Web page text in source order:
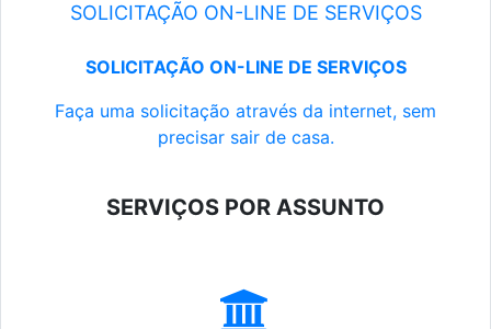
SOLICITAÇÃO ON-LINE DE SERVIÇOS
SOLICITAÇÃO ON-LINE DE SERVIÇOS
Faça uma solicitação através da internet, sem
precisar sair de casa.
SERVIÇOS POR ASSUNTO